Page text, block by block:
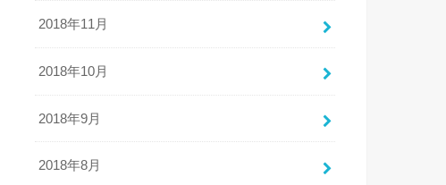
2018年11月
2018年10月
2018年9月
2018年8月